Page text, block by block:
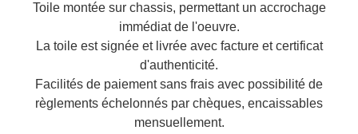
Toile montée sur chassis, permettant un accrochage
immédiat de l'oeuvre.
La toile est signée et livrée avec facture et certificat
d'authenticité.
Facilités de paiement sans frais avec possibilité de
règlements échelonnés par chèques, encaissables
mensuellement.